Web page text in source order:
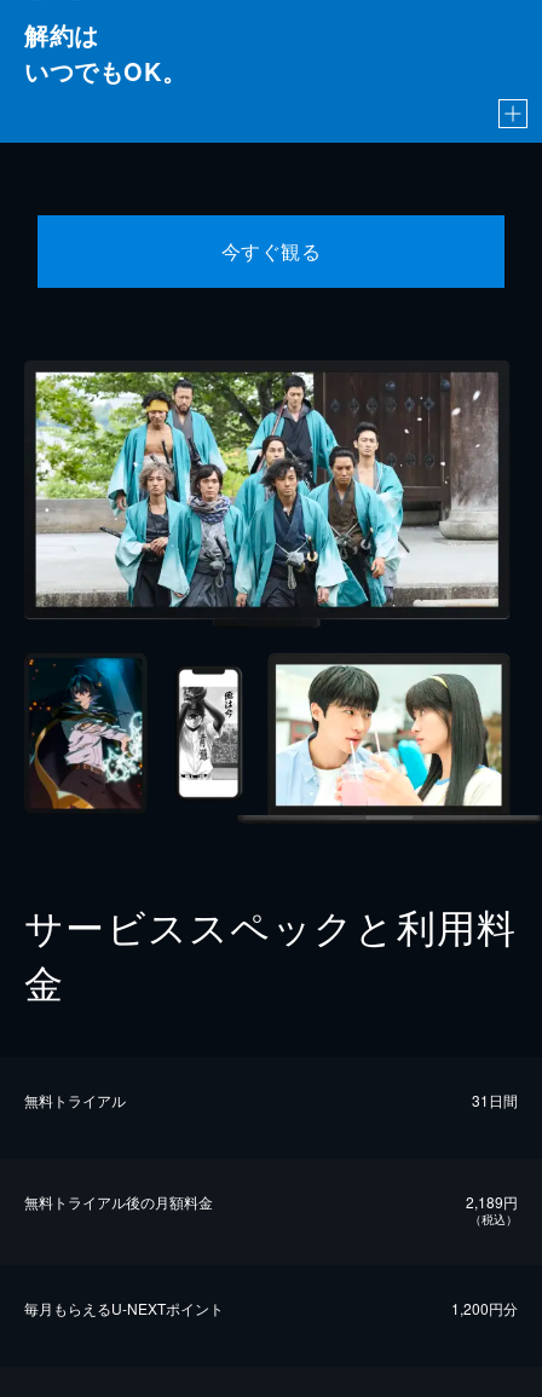
解約は
いつでもOK。
今すぐ観る
サービススペックと利用料
金
無料トライアル 31日間
無料トライアル後の⽉額料金 2,189円
（税込）
毎⽉もらえるU-NEXTポイント 1,200円分